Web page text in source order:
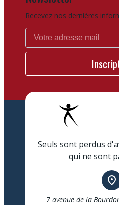
Recevez nos dernières
Seuls sont perdus
qui ne sont
place
7 avenue de la